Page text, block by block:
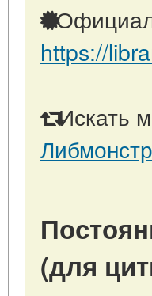
https://
Искать
(для